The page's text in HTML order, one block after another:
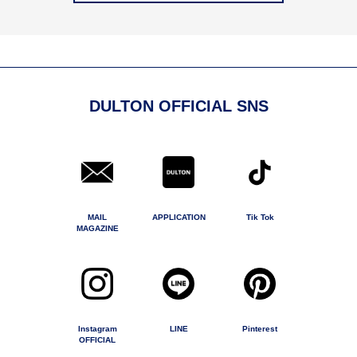
DULTON OFFICIAL SNS
MAIL
MAGAZINE
APPLICATION Tik Tok
Instagram
OFFICIAL
LINE Pinterest